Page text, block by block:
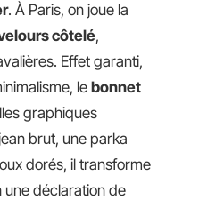
. À Paris, on joue la
côtelé,
Effet garanti,
le bonnet
graphiques
brut, une parka
dorés, il transforme
une déclaration de